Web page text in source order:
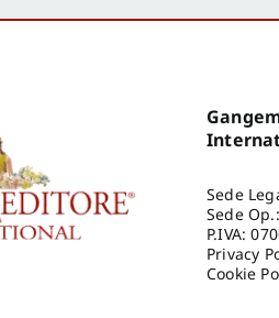
Sede
Sede
P.IVA:
Privacy
Cookie